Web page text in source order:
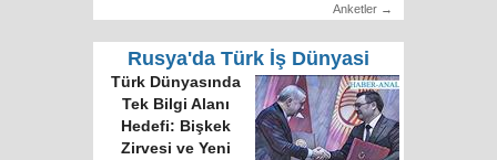
Anketler →
Rusya'da Türk İş Dünyasi
Türk Dünyasında
Tek Bilgi Alanı
Hedefi: Bişkek
Zirvesi ve Yeni